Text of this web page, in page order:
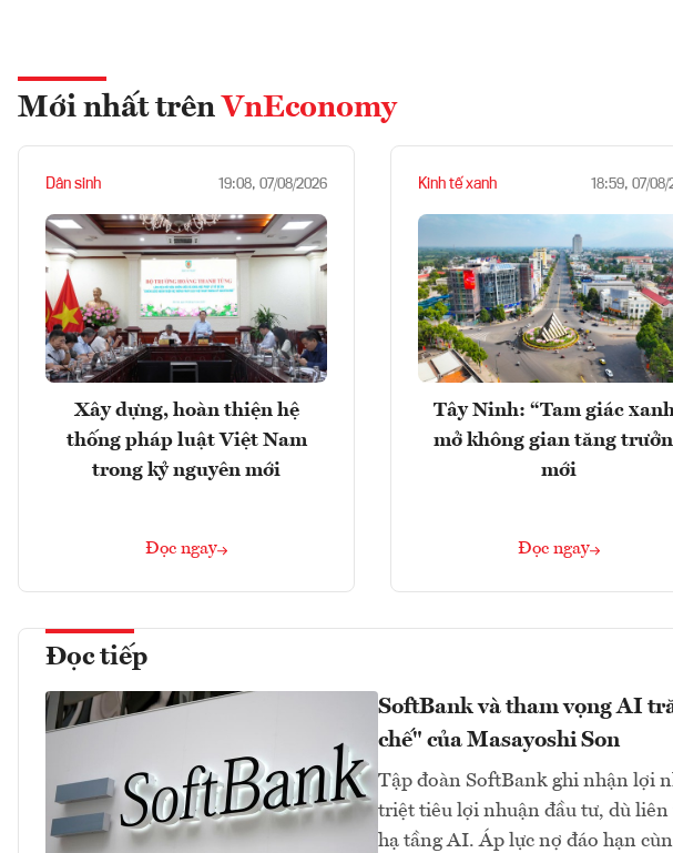
Mới nhất trên VnEconomy
Dân sinh 19:08, 07/08/2026
Xây dựng, hoàn thiện hệ
thống pháp luật Việt Nam
trong kỷ nguyên mới
Đọc ngay
Kinh tế xanh 18:59, 07/08/
Tây Ninh: “Tam giác
mở không gian tăng
mới
Đọc ngay
Đọc tiếp
SoftBank và tham vọng AI
chế" của Masayoshi Son
Tập đoàn SoftBank ghi nhận lợi
triệt tiêu lợi nhuận đầu tư, dù liên
hạ tầng AI. Áp lực nợ đáo hạn